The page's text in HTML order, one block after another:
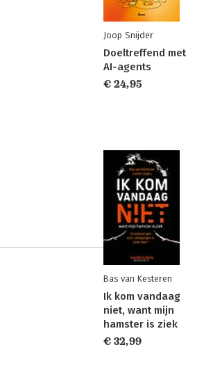
Joop Snijder
Doeltreffend met
AI-agents
€ 24,95
Bas van Kesteren
Ik kom vandaag
niet, want mijn
hamster is ziek
€ 32,99